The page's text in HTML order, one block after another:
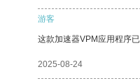
游客
这款加速器VPM应用程序
2025-08-24